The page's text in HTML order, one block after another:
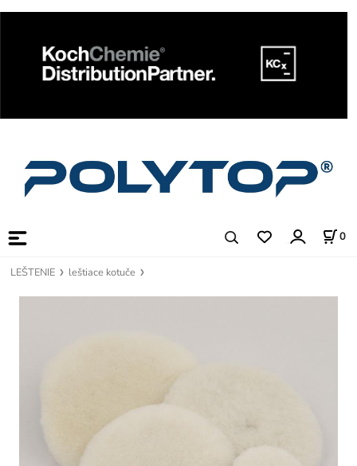
0
LEŠTENIE leštiace kotuče